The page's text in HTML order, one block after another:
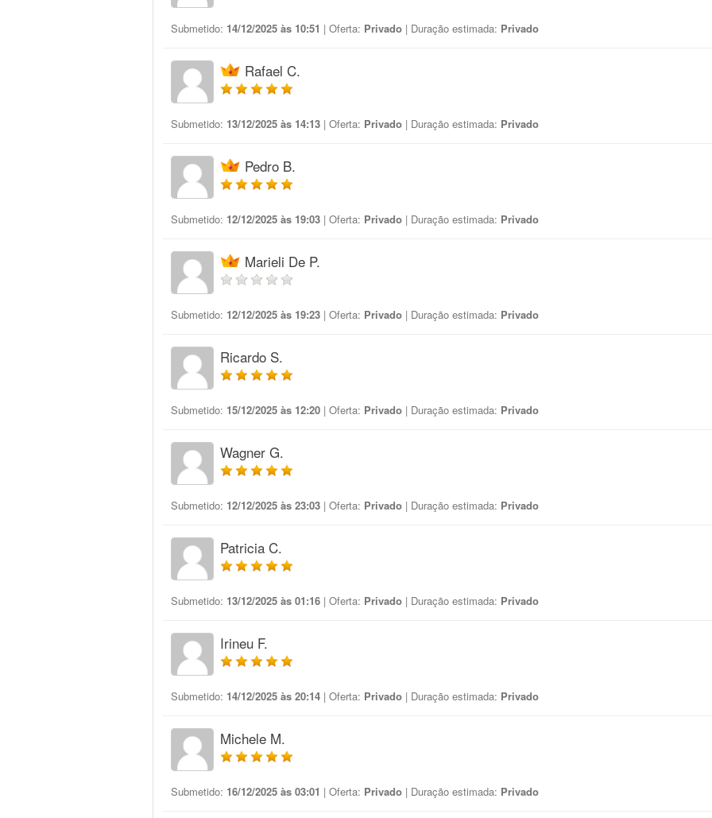
Submetido: 14/12/2025 às 10:51 | Oferta: Privado | Duração estimada: Privado
Rafael C.
Submetido: 13/12/2025 às 14:13 | Oferta: Privado | Duração estimada: Privado
Pedro B.
Submetido: 12/12/2025 às 19:03 | Oferta: Privado | Duração estimada: Privado
Marieli De P.
Submetido: 12/12/2025 às 19:23 | Oferta: Privado | Duração estimada: Privado
Ricardo S.
Submetido: 15/12/2025 às 12:20 | Oferta: Privado | Duração estimada: Privado
Wagner G.
Submetido: 12/12/2025 às 23:03 | Oferta: Privado | Duração estimada: Privado
Patricia C.
Submetido: 13/12/2025 às 01:16 | Oferta: Privado | Duração estimada: Privado
Irineu F.
Submetido: 14/12/2025 às 20:14 | Oferta: Privado | Duração estimada: Privado
Michele M.
Submetido: 16/12/2025 às 03:01 | Oferta: Privado | Duração estimada: Privado